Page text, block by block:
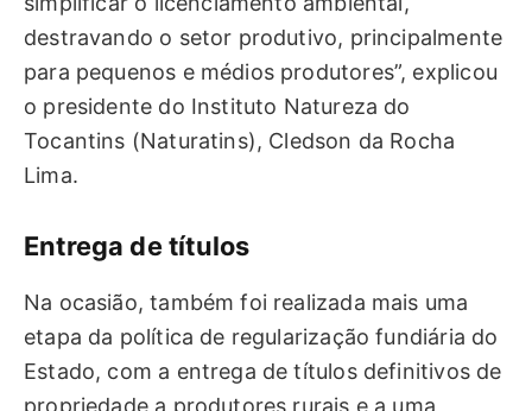
destravando o setor produtivo, principalmente
para pequenos e médios produtores”, explicou
o presidente do Instituto Natureza do
Tocantins (Naturatins), Cledson da Rocha
Lima.
Entrega de títulos
Na ocasião, também foi realizada mais uma
etapa da política de regularização fundiária do
Estado, com a entrega de títulos definitivos de
propriedade a produtores rurais e a uma